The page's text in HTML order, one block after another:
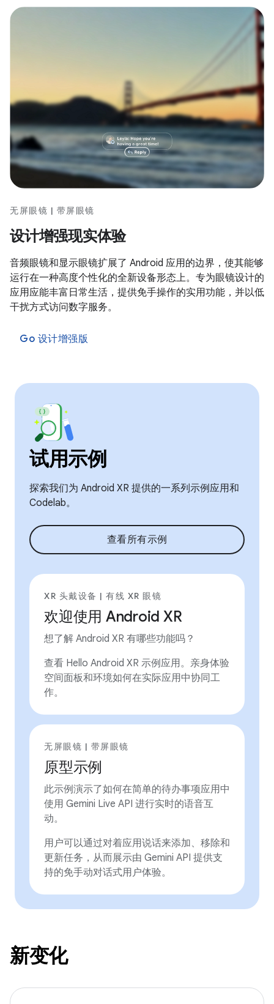
无屏眼镜 | 带屏眼镜
设计增强现实体验
音频眼镜和显示眼镜扩展了 Android 应用的边界，使其能够
运行在一种高度个性化的全新设备形态上。专为眼镜设计的
应用应能丰富日常生活，提供免手操作的实用功能，并以低
干扰方式访问数字服务。
Go 设计增强版
试用示例
探索我们为 Android XR 提供的一系列示例应用和
Codelab。
查看所有示例
XR 头戴设备 | 有线 XR 眼镜
欢迎使用 Android XR
想了解 Android XR 有哪些功能吗？
查看 Hello Android XR 示例应用。亲身体验
空间面板和环境如何在实际应用中协同工
作。
无屏眼镜 | 带屏眼镜
原型示例
此示例演示了如何在简单的待办事项应用中
使用 Gemini Live API 进行实时的语音互
动。
用户可以通过对着应用说话来添加、移除和
更新任务，从而展示由 Gemini API 提供支
持的免手动对话式用户体验。
新变化